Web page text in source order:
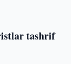
tashrif